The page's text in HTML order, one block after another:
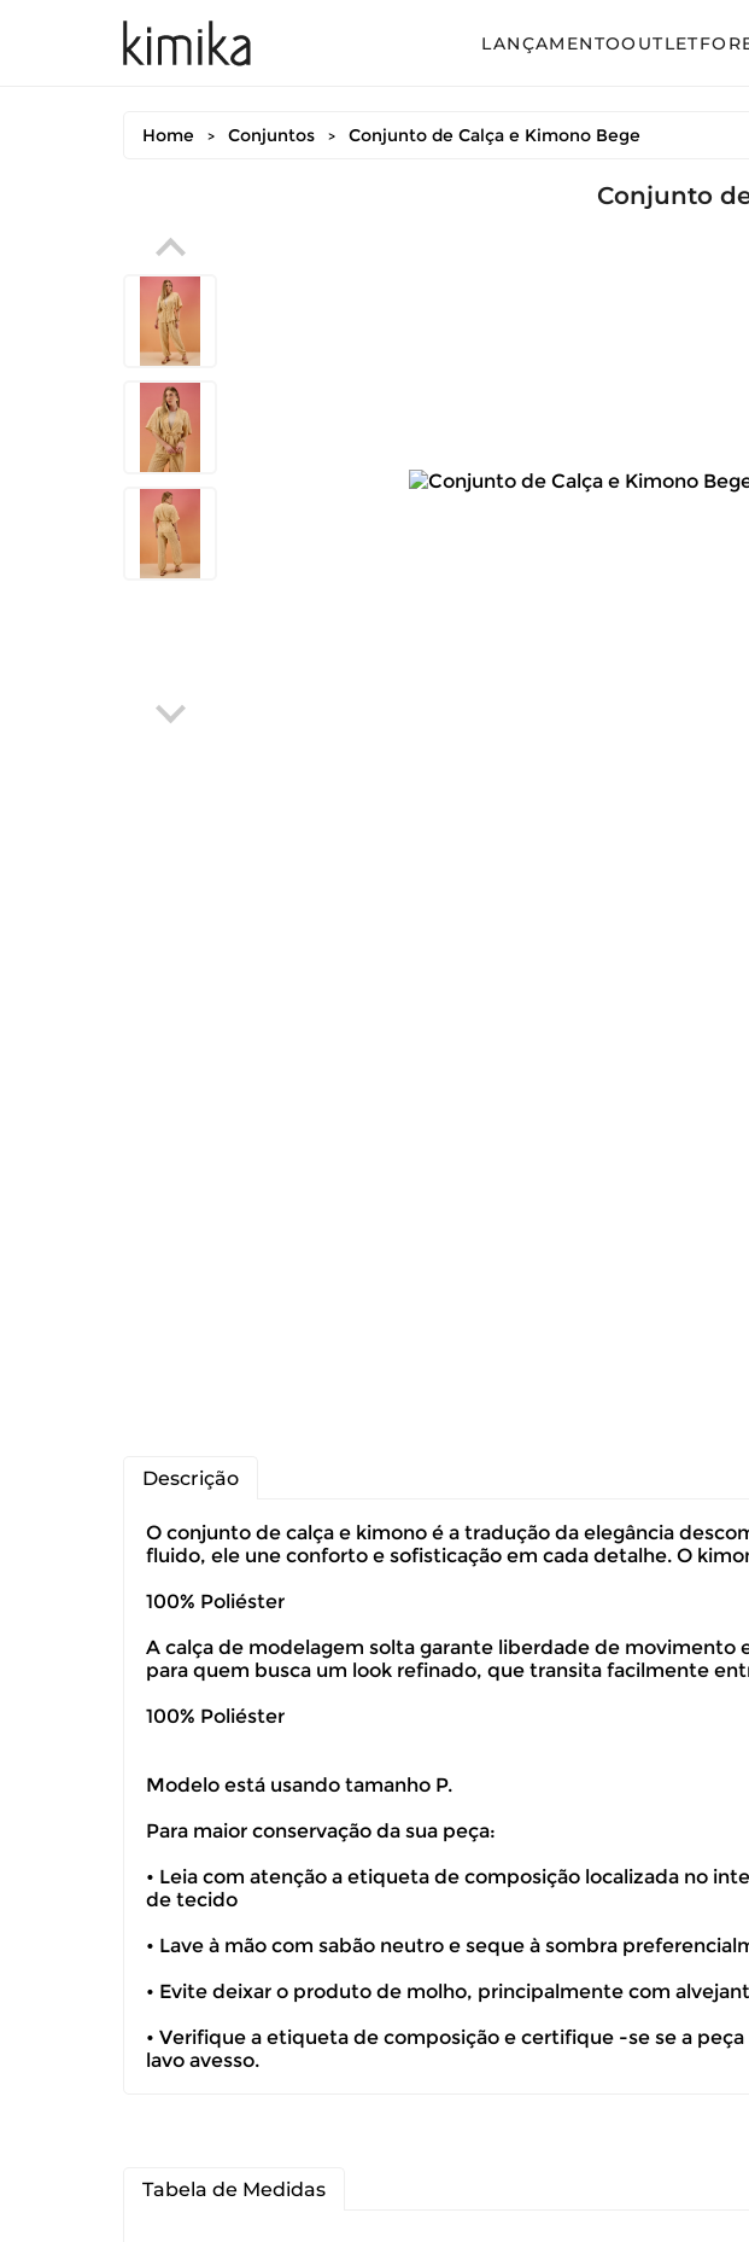
LANÇAMENTO
Conjunto Calça
Conjunto Saia
OUTLET
Conjunto
Home > Conjuntos > Conjunto de Calça e Kimono Bege
Conjunto
Descrição
O conjunto de calça e kimono é a tradução da elegância
fluido, ele une conforto e sofisticação em cada detalhe. O
100% Poliéster
A calça de modelagem solta garante liberdade de movimento
para quem busca um look refinado, que transita facilmente
100% Poliéster
Modelo está usando tamanho P.
Para maior conservação da sua peça:
• Leia com atenção a etiqueta de composição localizada no
de tecido
• Lave à mão com sabão neutro e seque à sombra
• Evite deixar o produto de molho, principalmente com
• Verifique a etiqueta de composição e certifique -se se a
lavo avesso.
Tabela de Medidas